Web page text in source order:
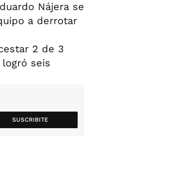
Nájera se
a derrotar
2 de 3
seis
SUSCRIBITE